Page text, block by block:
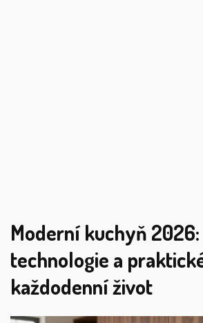
Moderní kuchyň 2026:
technologie a
každodenní život